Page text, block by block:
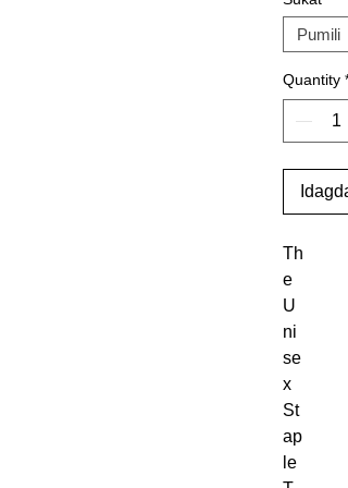
Quantity *
Th
e
U
ni
se
x
St
ap
le